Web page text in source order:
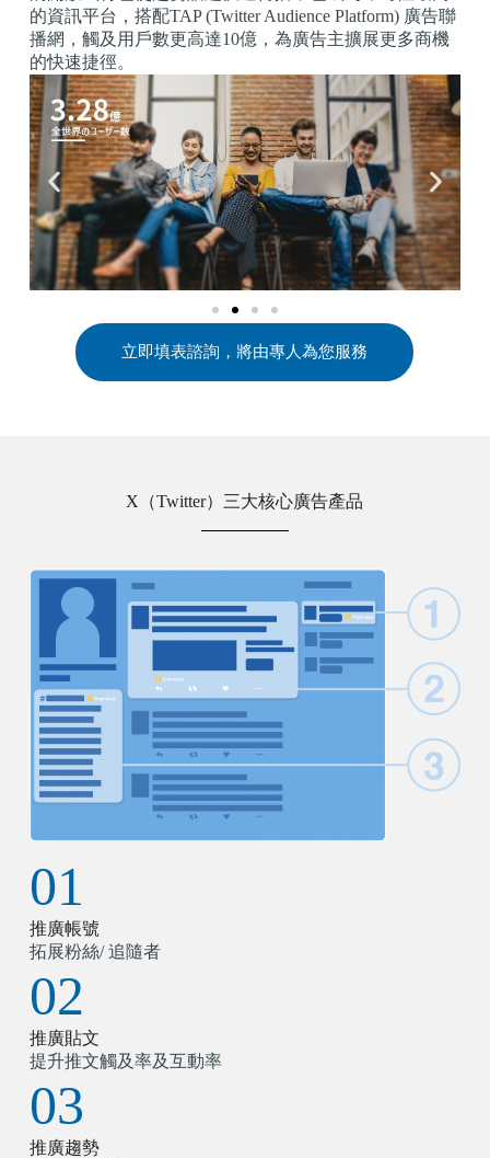
的資訊平台，搭配TAP (Twitter Audience Platform) 廣告聯
播網，觸及用戶數更高達10億，為廣告主擴展更多商機
的快速捷徑。
立即填表諮詢，將由專人為您服務
X（Twitter）三大核心廣告產品
01
推廣帳號
拓展粉絲/ 追隨者
02
推廣貼文
提升推文觸及率及互動率
03
推廣趨勢